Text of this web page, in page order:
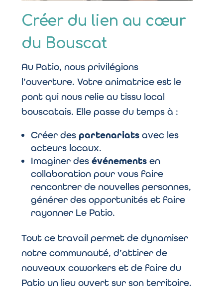
Créer du lien au cœur
du Bouscat
Au Patio, nous privilégions
l’ouverture. Votre animatrice est le
pont qui nous relie au tissu local
bouscatais. Elle passe du temps à :
Créer des partenariats avec les
acteurs locaux.
Imaginer des événements en
collaboration pour vous faire
rencontrer de nouvelles personnes,
générer des opportunités et faire
rayonner Le Patio.
Tout ce travail permet de dynamiser
notre communauté, d’attirer de
nouveaux coworkers et de faire du
Patio un lieu ouvert sur son territoire.